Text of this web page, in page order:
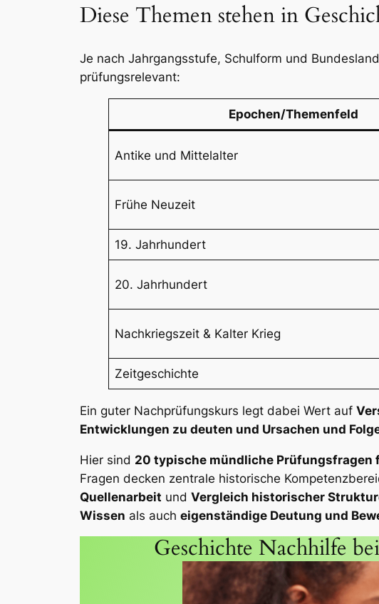
Diese Themen stehen in
Je nach Jahrgangsstufe, Schulform und
prüfungsrelevant:
Epochen/Themenfeld
Antike und Mittelalter
Frühe Neuzeit
19. Jahrhundert
20. Jahrhundert
Nachkriegszeit & Kalter Krieg
Zeitgeschichte
Ein guter Nachprüfungskurs legt dabei Wert auf
Entwicklungen zu deuten und Ursachen und
Hier sind 20 typische mündliche Prüfungsfragen
Fragen decken zentrale historische
Quellenarbeit und Vergleich historischer
Wissen als auch eigenständige Deutung und
Geschichte Nachhilfe